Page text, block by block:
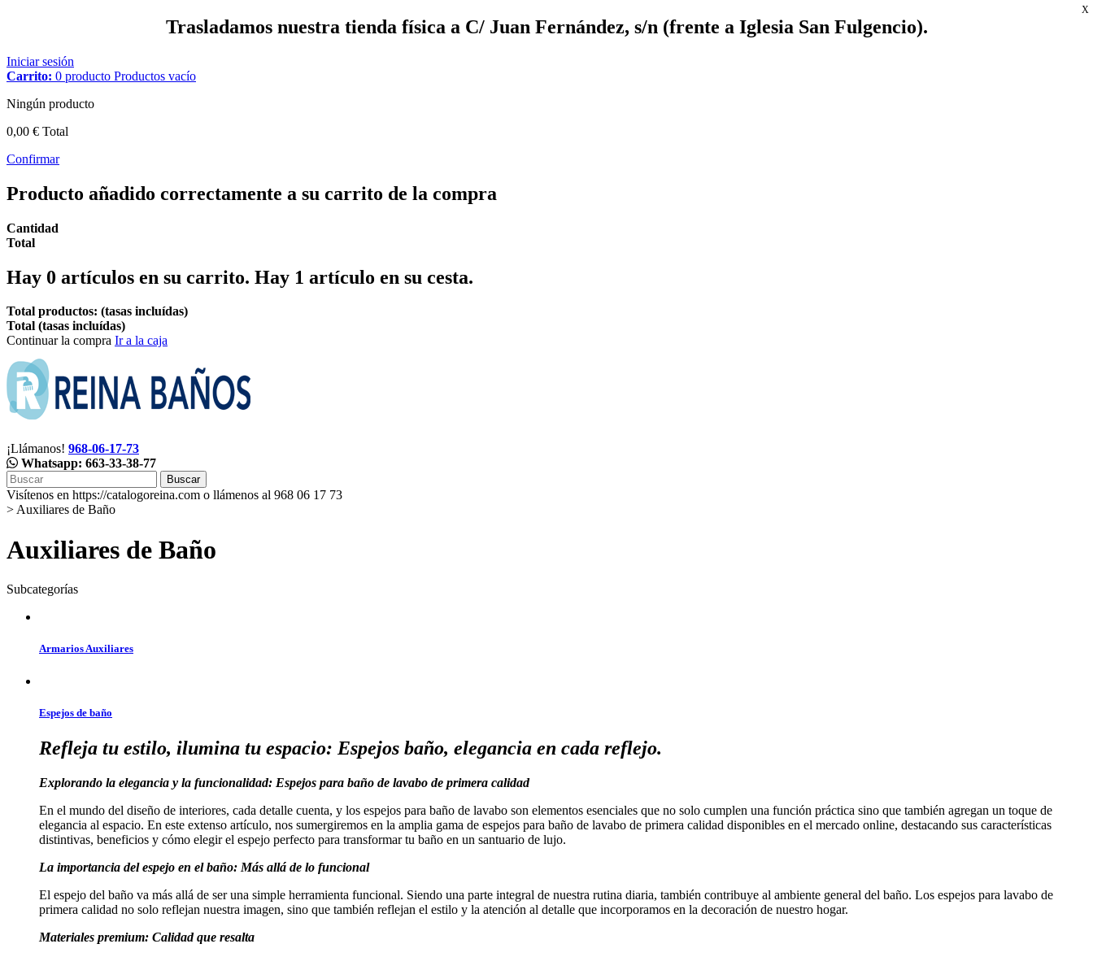
Trasladamos nuestra tienda física a C/ Juan Fernández, s/n (frente a Iglesia San Fulgencio).
X
Iniciar sesión
Carrito: 0 producto Productos vacío
Ningún producto
0,00 € Total
Confirmar
Producto añadido correctamente a su carrito de la compra
Cantidad
Total
Hay 0 artículos en su carrito. Hay 1 artículo en su cesta.
Total productos: (tasas incluídas)
Total (tasas incluídas)
Continuar la compra Ir a la caja
¡Llámanos! 968-06-17-73
Whatsapp: 663-33-38-77
Buscar
Visítenos en https://catalogoreina.com o llámenos al 968 06 17 73
>Auxiliares de Baño
Auxiliares de Baño
Subcategorías
Armarios Auxiliares
Espejos de baño
Refleja tu estilo, ilumina tu espacio: Espejos baño, elegancia en cada reflejo.
Explorando la elegancia y la funcionalidad: Espejos para baño de lavabo de primera calidad
En el mundo del diseño de interiores, cada detalle cuenta, y los espejos para baño de lavabo son elementos esenciales que no solo cumplen una función práctica sino que también agregan un toque de
elegancia al espacio. En este extenso artículo, nos sumergiremos en la amplia gama de espejos para baño de lavabo de primera calidad disponibles en el mercado online, destacando sus características
distintivas, beneficios y cómo elegir el espejo perfecto para transformar tu baño en un santuario de lujo.
La importancia del espejo en el baño: Más allá de lo funcional
El espejo del baño va más allá de ser una simple herramienta funcional. Siendo una parte integral de nuestra rutina diaria, también contribuye al ambiente general del baño. Los espejos para lavabo de
primera calidad no solo reflejan nuestra imagen, sino que también reflejan el estilo y la atención al detalle que incorporamos en la decoración de nuestro hogar.
Materiales premium: Calidad que resalta